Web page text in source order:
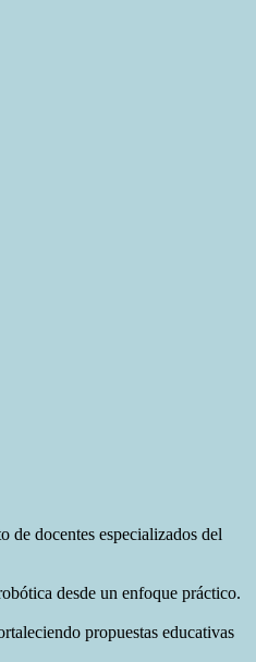
de docentes especializados del
desde un enfoque práctico.
propuestas educativas